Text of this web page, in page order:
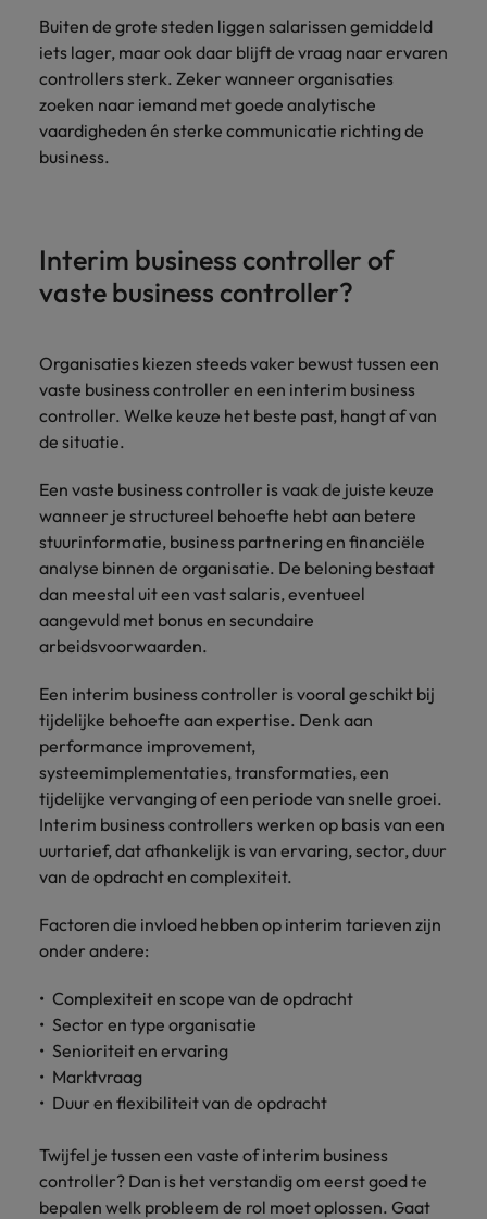
Buiten de grote steden liggen salarissen gemiddeld
iets lager, maar ook daar blijft de vraag naar ervaren
controllers sterk. Zeker wanneer organisaties
zoeken naar iemand met goede analytische
vaardigheden én sterke communicatie richting de
business.
Interim business controller of
vaste business controller?
Organisaties kiezen steeds vaker bewust tussen een
vaste business controller en een interim business
controller. Welke keuze het beste past, hangt af van
de situatie.
Een vaste business controller is vaak de juiste keuze
wanneer je structureel behoefte hebt aan betere
stuurinformatie, business partnering en financiële
analyse binnen de organisatie. De beloning bestaat
dan meestal uit een vast salaris, eventueel
aangevuld met bonus en secundaire
arbeidsvoorwaarden.
Een interim business controller is vooral geschikt bij
tijdelijke behoefte aan expertise. Denk aan
performance improvement,
systeemimplementaties, transformaties, een
tijdelijke vervanging of een periode van snelle groei.
Interim business controllers werken op basis van een
uurtarief, dat afhankelijk is van ervaring, sector, duur
van de opdracht en complexiteit.
Factoren die invloed hebben op interim tarieven zijn
onder andere:
Complexiteit en scope van de opdracht
Sector en type organisatie
Senioriteit en ervaring
Marktvraag
Duur en flexibiliteit van de opdracht
Twijfel je tussen een vaste of interim business
controller? Dan is het verstandig om eerst goed te
bepalen welk probleem de rol moet oplossen. Gaat